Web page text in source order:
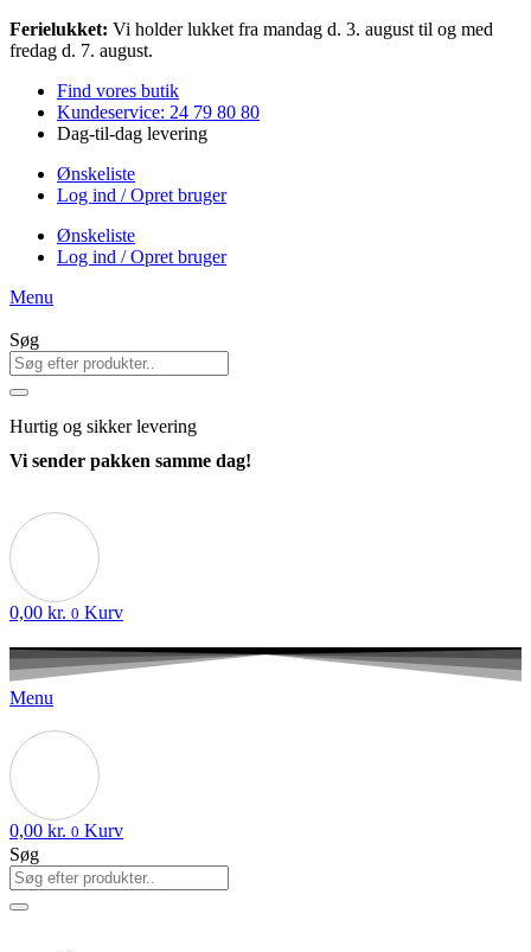
Videre
til
Ferielukket: Vi holder lukket fra mandag d. 3. august til og med
fredag d. 7. august.
Find vores butik
Kundeservice: 24 79 80 80
Dag-til-dag levering
Ønskeliste
Log ind / Opret bruger
Ønskeliste
Log ind / Opret bruger
Menu
Søg
Hurtig og sikker levering
Vi sender pakken samme dag!
0,00 kr. 0 Kurv
Menu
0,00 kr. 0 Kurv
Søg